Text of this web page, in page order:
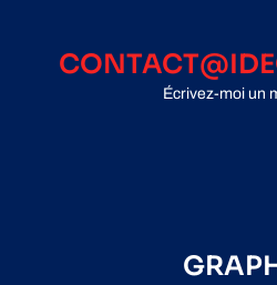
Écrivez-moi un